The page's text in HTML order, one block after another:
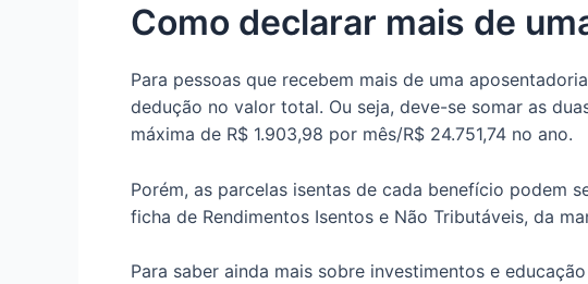
Como declarar mais de
Para pessoas que recebem mais de uma
dedução no valor total. Ou seja, deve-se somar as
máxima de R$ 1.903,98 por mês/R$ 24.751,74 no ano.
Porém, as parcelas isentas de cada benefício podem
ficha de Rendimentos Isentos e Não Tributáveis, da
Para saber ainda mais sobre investimentos e